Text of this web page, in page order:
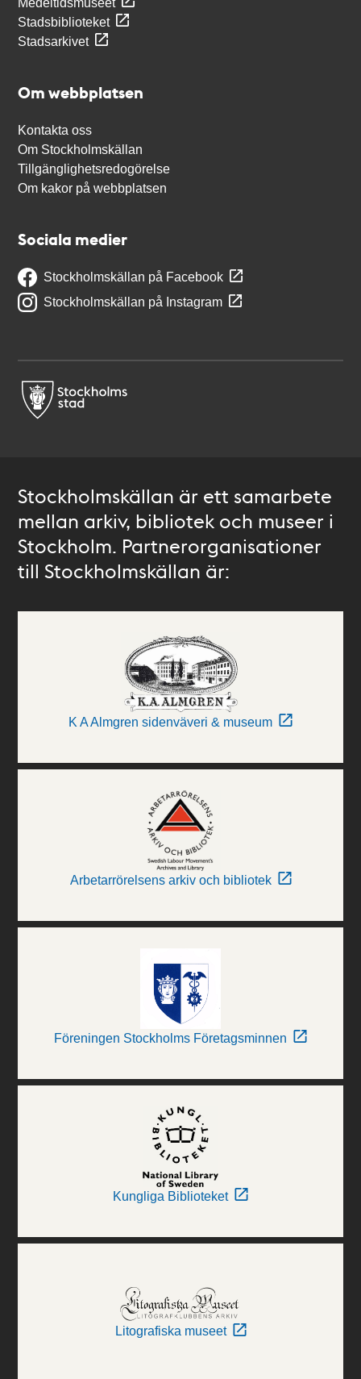
Medeltidsmuseet
Stadsbiblioteket
Stadsarkivet
Om webbplatsen
Kontakta oss
Om Stockholmskällan
Tillgänglighetsredogörelse
Om kakor på webbplatsen
Sociala medier
Stockholmskällan på Facebook
Stockholmskällan på Instagram
Stockholmskällan är ett samarbete
mellan arkiv, bibliotek och museer i
Stockholm. Partnerorganisationer
till Stockholmskällan är:
K A Almgren sidenväveri & museum
Arbetarrörelsens arkiv och bibliotek
Föreningen Stockholms Företagsminnen
Kungliga Biblioteket
Litografiska museet